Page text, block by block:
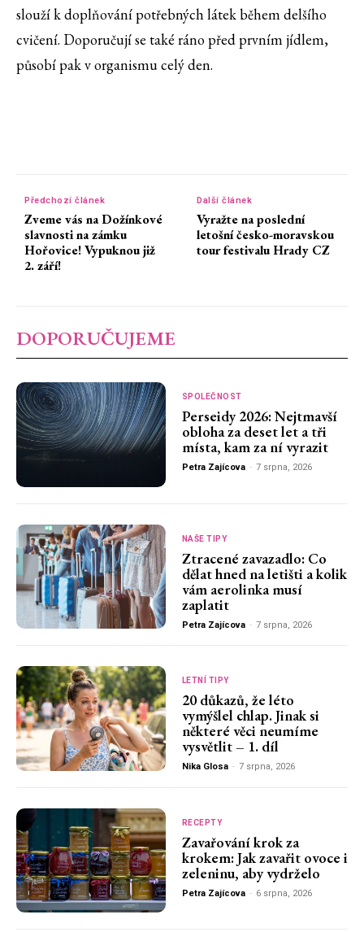
slouží k doplňování potřebných látek během delšího
cvičení. Doporučují se také ráno před prvním jídlem,
působí pak v organismu celý den.
Předchozí článek
Zveme vás na Dožínkové
slavnosti na zámku
Hořovice! Vypuknou již
2. září!
Další článek
Vyražte na poslední
letošní česko-moravskou
tour festivalu Hrady CZ
DOPORUČUJEME
SPOLEČNOST
Perseidy 2026: Nejtmavší
obloha za deset let a tři
místa, kam za ní vyrazit
Petra Zajícova - 7 srpna, 2026
NAŠE TIPY
Ztracené zavazadlo: Co
dělat hned na letišti a kolik
vám aerolinka musí
zaplatit
Petra Zajícova - 7 srpna, 2026
LETNÍ TIPY
20 důkazů, že léto
vymýšlel chlap. Jinak si
některé věci neumíme
vysvětlit – 1. díl
Nika Glosa - 7 srpna, 2026
RECEPTY
Zavařování krok za
krokem: Jak zavařit ovoce i
zeleninu, aby vydrželo
Petra Zajícova - 6 srpna, 2026